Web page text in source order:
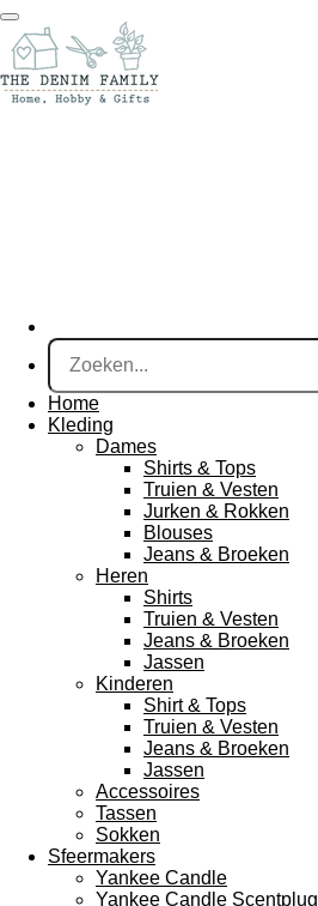
Ga
direct
naar
de
hoofdinhoud
Home
Kleding
Dames
Shirts & Tops
Truien & Vesten
Jurken & Rokken
Blouses
Jeans & Broeken
Heren
Shirts
Truien & Vesten
Jeans & Broeken
Jassen
Kinderen
Shirt & Tops
Truien & Vesten
Jeans & Broeken
Jassen
Accessoires
Tassen
Sokken
Sfeermakers
Yankee Candle
Yankee Candle Scentplug